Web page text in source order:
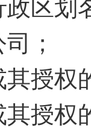
区划
公司
其授
其授